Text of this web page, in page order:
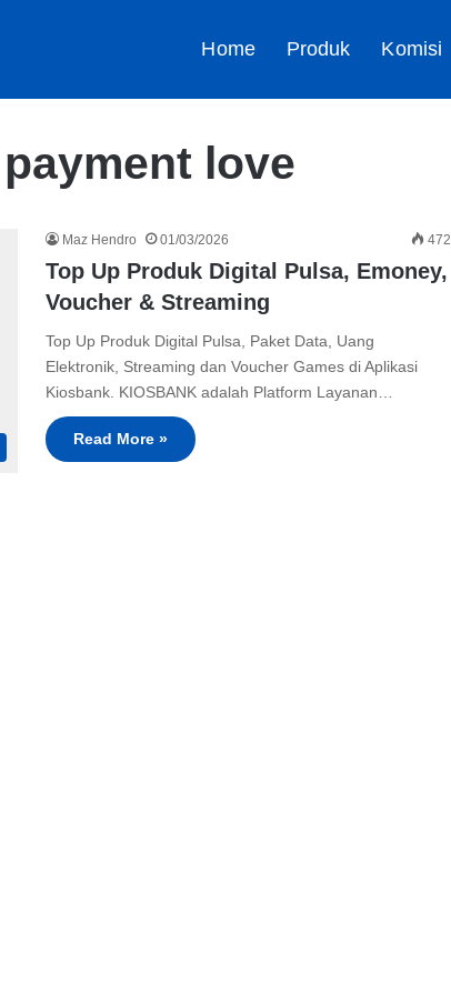
Home Produk Komisi
love
Maz Hendro 01/03/2026 472
Top Up Produk Digital Pulsa, Emoney,
Voucher & Streaming
Top Up Produk Digital Pulsa, Paket Data, Uang
Elektronik, Streaming dan Voucher Games di Aplikasi
Kiosbank. KIOSBANK adalah Platform Layanan…
Read More »